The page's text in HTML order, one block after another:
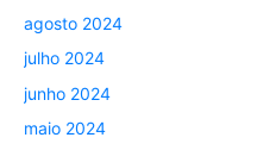
agosto 2024
julho 2024
junho 2024
maio 2024